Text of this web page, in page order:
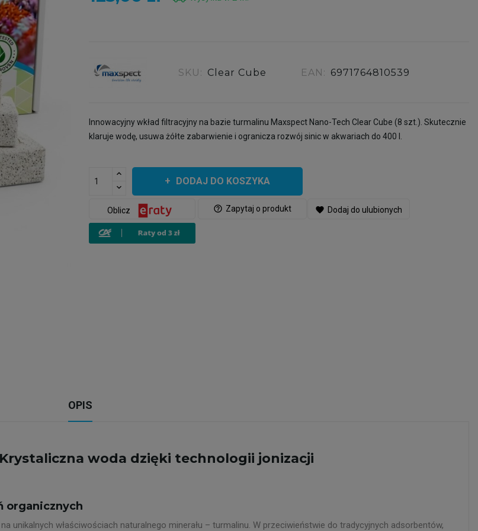
SKU: Clear Cube EAN: 6971764810539
Innowacyjny wkład filtracyjny na bazie turmalinu Maxspect Nano-Tech Clear Cube (8 szt.). Skutecznie
klaruje wodę, usuwa żółte zabarwienie i ogranicza rozwój sinic w akwariach do 400 l.
DODAJ DO KOSZYKA
help_outline Zapytaj o produkt
Oblicz favorite Dodaj do ulubionych
OPIS
woda dzięki technologii jonizacji
organicznych
unikalnych właściwościach naturalnego minerału – turmalinu. W przeciwieństwie do tradycyjnych adsorbentów,